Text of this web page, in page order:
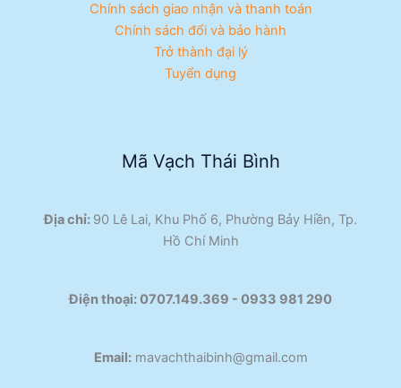
Chính sách giao nhận và thanh toán
Chính sách đổi và bảo hành
Trở thành đại lý
Tuyển dụng
Mã Vạch Thái Bình
Địa chỉ: 90 Lê Lai, Khu Phố 6, Phường Bảy Hiền, Tp.
Hồ Chí Minh
Điện thoại:0707.149.369 - 0933 981 290​
Email:mavachthaibinh@gmail.com